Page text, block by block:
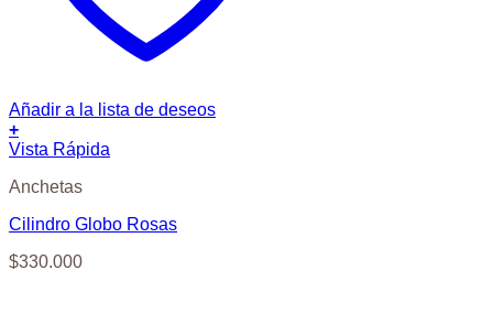
Añadir a la lista de deseos
+
Vista Rápida
Anchetas
Cilindro Globo Rosas
$330.000